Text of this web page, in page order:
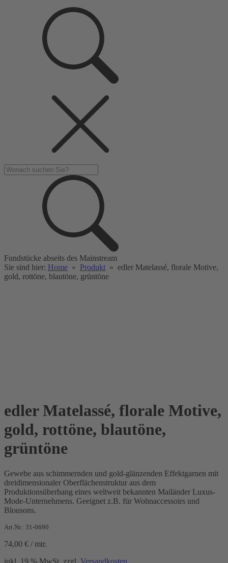
Fundstücke abseits des Mainstream
Sie sind hier: Home » Produkt » edler Matelassé, florale Motive,
gold, rottöne, blautöne, grüntöne
edler Matelassé, florale Motive,
gold, rottöne, blautöne,
grüntöne
Gewebe aus schimmernden und gold-glänzenden Effektgarnen mit
dreidimensionaler Oberflächenstruktur aus dem
Produktionsüberhang eines weltweit bekannten Mailänder Luxus-
Mode-Unternehmens. Geeignet z.B. für Wohnaccessoirs und
Blousons.
Art.Nr.: 31-0690
74,00 € / mtr.
inkl. 19 % MwSt. zzgl. Versandkosten